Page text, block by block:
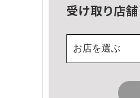
受け取り店舗
お店を選ぶ